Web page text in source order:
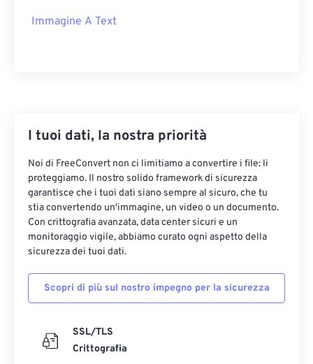
Immagine A Text
I tuoi dati, la nostra priorità
Noi di FreeConvert non ci limitiamo a convertire i file: li
proteggiamo. Il nostro solido framework di sicurezza
garantisce che i tuoi dati siano sempre al sicuro, che tu
stia convertendo un'immagine, un video o un documento.
Con crittografia avanzata, data center sicuri e un
monitoraggio vigile, abbiamo curato ogni aspetto della
sicurezza dei tuoi dati.
Scopri di più sul nostro impegno per la sicurezza
SSL/TLS
Crittografia